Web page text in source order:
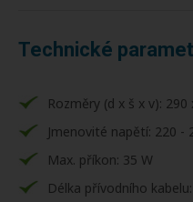
Technické
Rozměry (d x š x v):
Jmenovité napětí: 220 -
Max. příkon: 35 W
Délka přívodního